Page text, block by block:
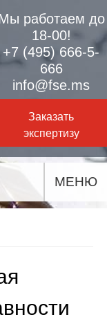
работаем до
18-00!
+7 (495) 666-5-
666
info@fse.ms
Заказать
экспертизу
МЕНЮ